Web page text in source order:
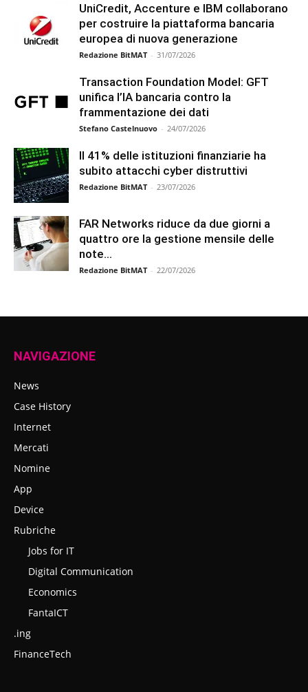
UniCredit, Accenture e IBM collaborano
per costruire la piattaforma bancaria
europea di nuova generazione
Redazione BitMAT - 31/07/2026
Transaction Foundation Model: GFT
unifica l’IA bancaria contro la
frammentazione dei dati
Stefano Castelnuovo - 24/07/2026
Il 41% delle istituzioni finanziarie ha
subito attacchi cyber distruttivi
Redazione BitMAT - 23/07/2026
FAR Networks riduce da due giorni a
quattro ore la gestione mensile delle
note...
Redazione BitMAT - 22/07/2026
NAVIGAZIONE
News
Case History
Internet
Mercati
Nomine
App
Device
Rubriche
Jobs for IT
Digital Communication
Economics
FantaICT
.ing
FinanceTech